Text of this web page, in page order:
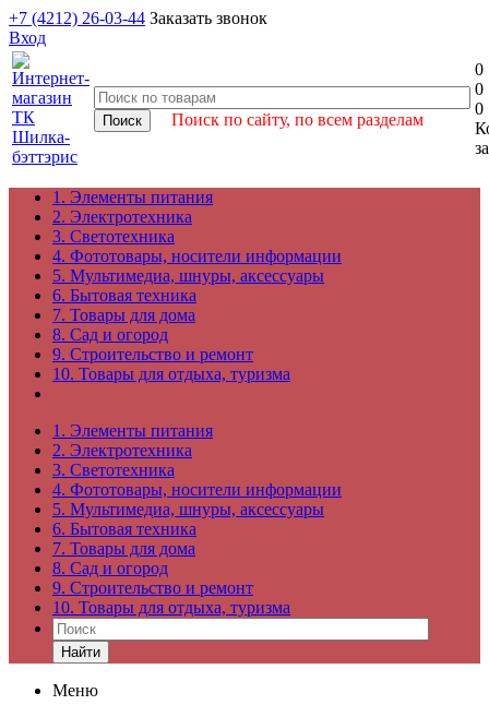
+7 (4212) 26-03-44 Заказать звонок
Вход
Поиск по сайту, по всем разделам
0
0
0
1. Элементы питания
2. Электротехника
3. Светотехника
4. Фототовары, носители информации
5. Мультимедиа, шнуры, аксессуары
6. Бытовая техника
7. Товары для дома
8. Сад и огород
9. Строительство и ремонт
10. Товары для отдыха, туризма
1. Элементы питания
2. Электротехника
3. Светотехника
4. Фототовары, носители информации
5. Мультимедиа, шнуры, аксессуары
6. Бытовая техника
7. Товары для дома
8. Сад и огород
9. Строительство и ремонт
10. Товары для отдыха, туризма
Найти
Меню